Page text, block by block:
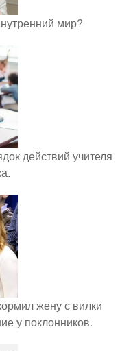
мир?
действий учителя
жену с вилки
у поклонников.